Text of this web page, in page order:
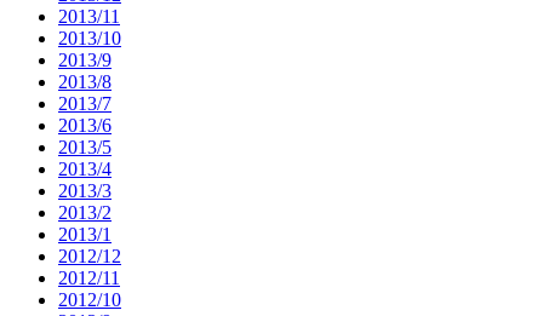
2013/11
2013/10
2013/9
2013/8
2013/7
2013/6
2013/5
2013/4
2013/3
2013/2
2013/1
2012/12
2012/11
2012/10